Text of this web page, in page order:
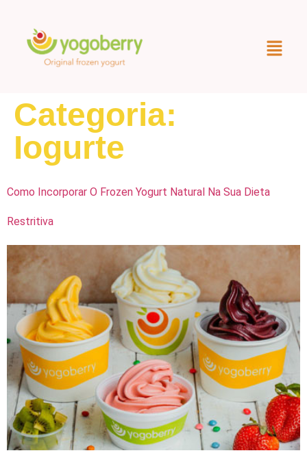
Categoria:
Iogurte
Como Incorporar O Frozen Yogurt Natural Na Sua Dieta
Restritiva